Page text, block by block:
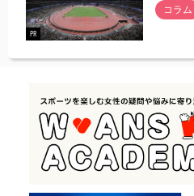
PR
コラム